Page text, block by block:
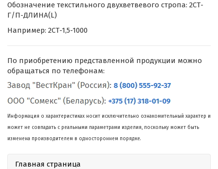
Обозначение текстильного двухветвевого стропа: 2СТ-
Г/П-ДЛИНА(L)
Например: 2СТ-1,5-1000
По приобретению представленной продукции можно
обращаться по телефонам:
Информация о характеристиках носит исключительно ознакомительный характер и
может не совпадать с реальными параметрами изделия, поскольку может быть
изменена производителем в одностороннем порядке.
Главная страница